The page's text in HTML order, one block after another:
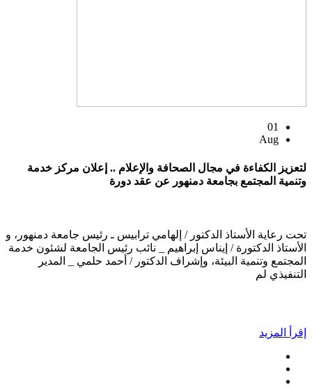
01
Aug
لتعزيز الكفاءة في مجال الصحافة والإعلام .. إعلان مركز خدمة
وتنمية المجتمع بجامعة دمنهور عن عقد دورة
تحت رعاية الأستاذ الدكتور / إلهامي ترابيس ـ رئيس جامعة دمنهور، و
الأستاذ الدكتورة / إيناس إبراهيم _ نائب رئيس الجامعة لشئون خدمة
المجتمع وتنمية البيئة، وإشراف الدكتور / أحمد حلمي _ المدير
التنفيذي لم
إقرأ المزيد